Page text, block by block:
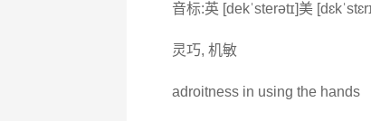
音标:英 [dekˈsterətɪ]美
灵巧, 机敏
adroitness in using the hands